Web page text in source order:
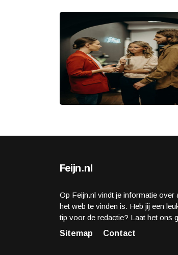
Feijn.nl
Op Feijn.nl vindt je informatie over
het web te vinden is. Heb jij een
tip voor de redactie? Laat het ons
Sitemap
Contact